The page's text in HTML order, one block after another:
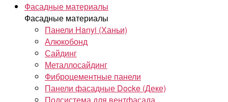
Фасадные материалы
Фасадные материалы
Панели Hanyi (Ханьи)
Алюкобонд
Сайдинг
Металлосайдинг
Фиброцементные панели
Панели фасадные Docke (Деке)